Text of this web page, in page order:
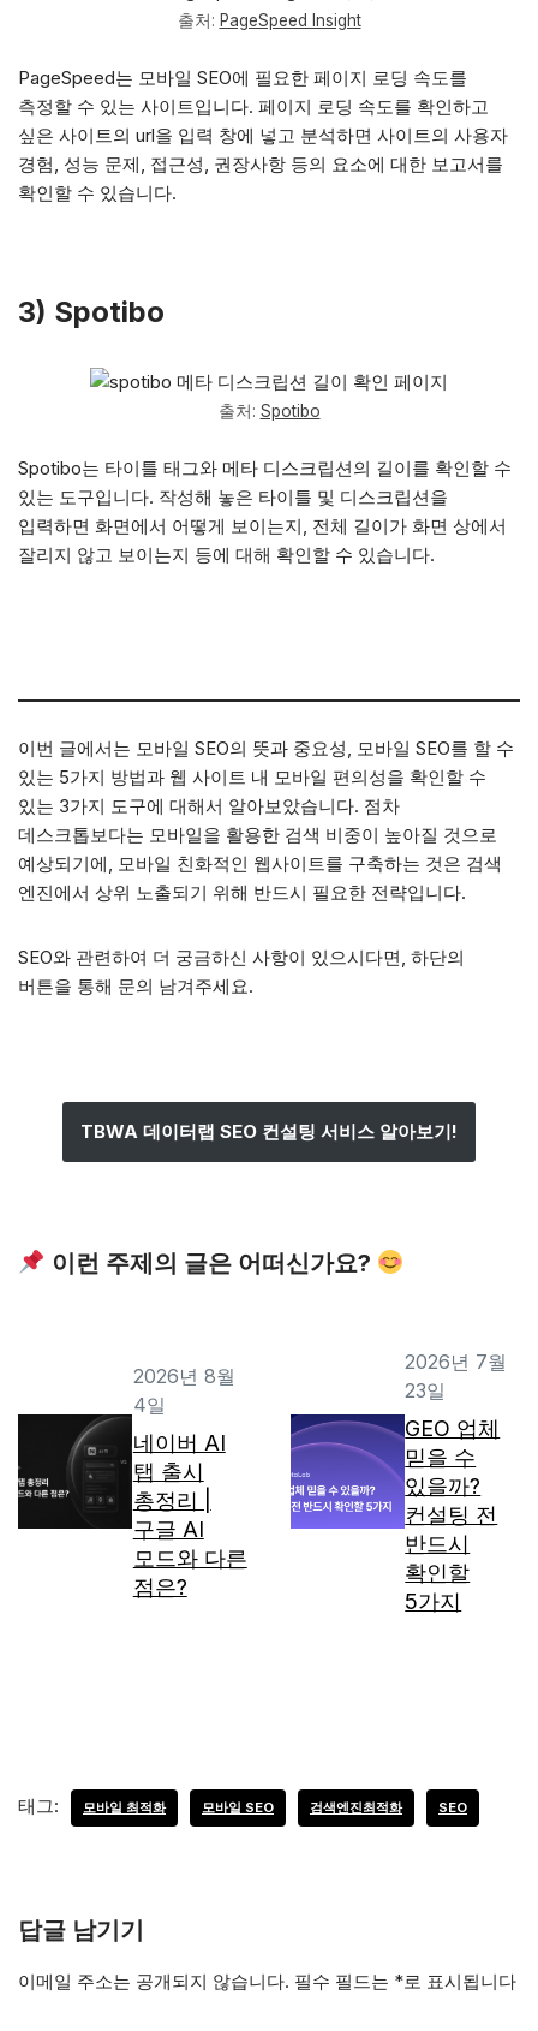
출처: PageSpeed Insight
PageSpeed는 모바일 SEO에 필요한 페이지 로딩 속도를
측정할 수 있는 사이트입니다. 페이지 로딩 속도를 확인하고
싶은 사이트의 url을 입력 창에 넣고 분석하면 사이트의 사용자
경험, 성능 문제, 접근성, 권장사항 등의 요소에 대한 보고서를
확인할 수 있습니다.
3) Spotibo
출처: Spotibo
Spotibo는 타이틀 태그와 메타 디스크립션의 길이를 확인할 수
있는 도구입니다. 작성해 놓은 타이틀 및 디스크립션을
입력하면 화면에서 어떻게 보이는지, 전체 길이가 화면 상에서
잘리지 않고 보이는지 등에 대해 확인할 수 있습니다.
이번 글에서는 모바일 SEO의 뜻과 중요성, 모바일 SEO를 할 수
있는 5가지 방법과 웹 사이트 내 모바일 편의성을 확인할 수
있는 3가지 도구에 대해서 알아보았습니다. 점차
데스크톱보다는 모바일을 활용한 검색 비중이 높아질 것으로
예상되기에, 모바일 친화적인 웹사이트를 구축하는 것은 검색
엔진에서 상위 노출되기 위해 반드시 필요한 전략입니다.
SEO와 관련하여 더 궁금하신 사항이 있으시다면, 하단의
버튼을 통해 문의 남겨주세요.
TBWA 데이터랩 SEO 컨설팅 서비스 알아보기!
이런 주제의 글은 어떠신가요?
2026년 8월
4일
네이버 AI
탭 출시
총정리 |
구글 AI
모드와 다른
점은?
2026년 7월
23일
GEO 업체
믿을 수
있을까?
컨설팅 전
반드시
확인할
5가지
태그: 모바일 최적화 모바일 SEO 검색엔진최적화 SEO
답글 남기기
이메일 주소는 공개되지 않습니다. 필수 필드는 *로 표시됩니다